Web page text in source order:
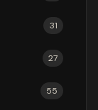
31
27
55